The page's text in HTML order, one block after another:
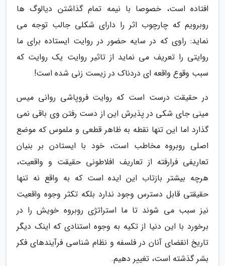
افتاده است، خصوصا با نیمه تمام گذاشتن دیالوگ ها
روبرویم که چارچوب اثر را دارای شکلی جالب توجه می
نماید: راوی که در سایه حضور در روایت ایستاده برای ما
روایتی را تعریف می نماید از تاثیر روایت یک روایت که
سبب وقوع واقعه ای دردناک در زیست زنی شده است!
در حقیقت درست است که روایت فروپاشی روانی میس
مینی جای شکی در پذیرش این از دست رفتن وی باقی نمی
گذارد اما این تنها نقطه به ظاهر قطعی و ملموس که موضع
اصلی روبروه مخاطب است، خود با ایستادن بر بنیان
تعاریفی فرارفته از تعاریف افلاطونی حقیقت و واقعیت،
هرچه بیشتر بازتاب این ایده است که به واقع نه تنها
حقیقتی قابل دسترس وجود ندارد بلکه تکثر وجوه واقعیت
نیز سبب می شوند تا ما استراتژی روبروه خویش را در
برخورد با این دنیا از تکیه به وجوه استنادی که اینک دیگر
تاریخ انقضای آنان در فلسفه و نظام شناسی فرآیندهای فکر
بشر گذشته است، تغییر دهیم.